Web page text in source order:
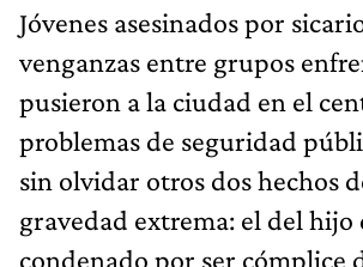
Jóvenes asesinados por
venganzas entre grupos
pusieron a la ciudad en el
problemas de seguridad
sin olvidar otros dos hechos
gravedad extrema: el del
condenado por ser cómplice